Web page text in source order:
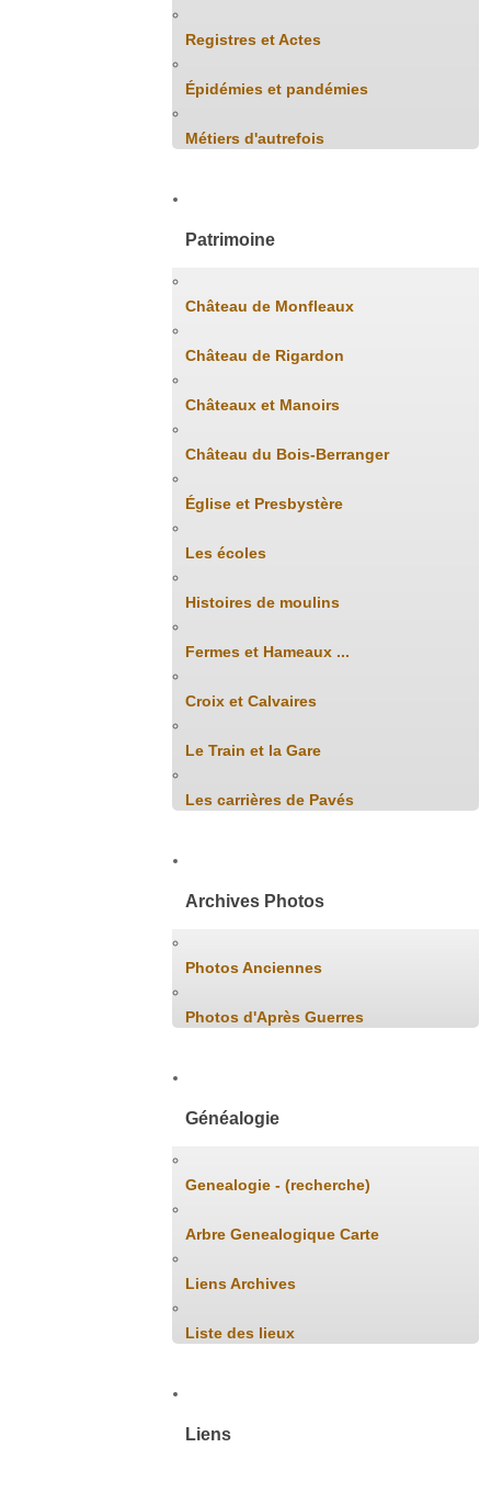
Registres et Actes
Épidémies et pandémies
Métiers d'autrefois
Patrimoine
Château de Monfleaux
Château de Rigardon
Châteaux et Manoirs
Château du Bois-Berranger
Église et Presbystère
Les écoles
Histoires de moulins
Fermes et Hameaux ...
Croix et Calvaires
Le Train et la Gare
Les carrières de Pavés
Archives Photos
Photos Anciennes
Photos d'Après Guerres
Généalogie
Genealogie - (recherche)
Arbre Genealogique Carte
Liens Archives
Liste des lieux
Liens